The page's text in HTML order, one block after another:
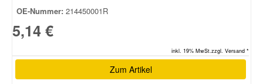
OE-Nummer: 214450001R
5,14 €
inkl. 19% MwSt.zzgl. Versand *
Zum Artikel
Suzuki Ersatzteile